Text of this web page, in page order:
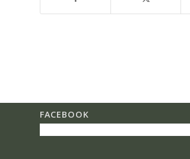
FACEBOOK